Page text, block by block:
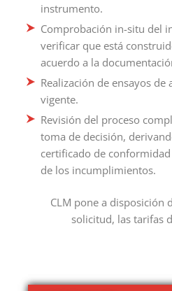
instrumento.
Comprobación in-situ del
verificar que está
acuerdo a la
Realización de ensayos de
vigente.
Revisión del proceso
toma de decisión,
certificado de
de los incumplimientos.
CLM pone a disposición
solicitud, las tarifas